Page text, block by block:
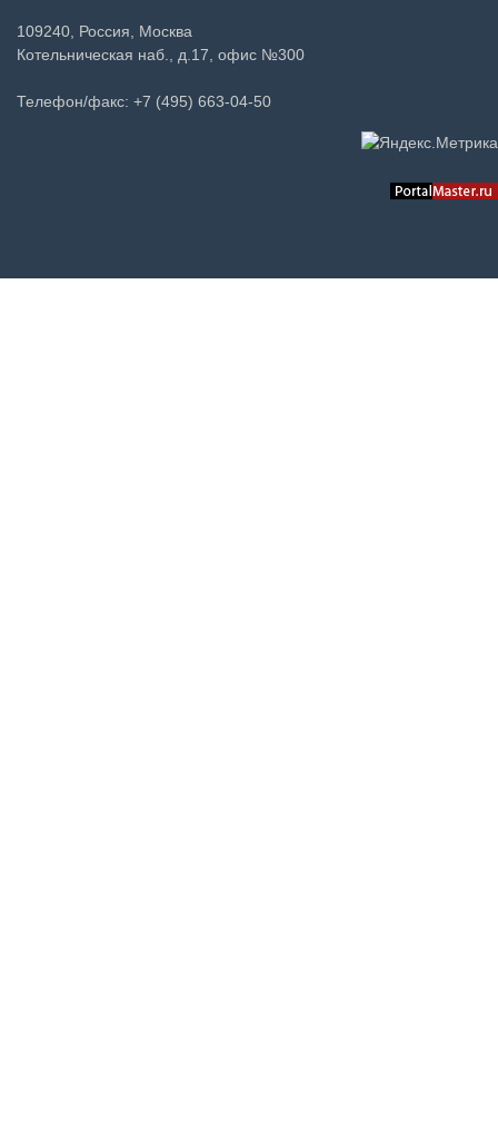
109240, Россия, Москва
Котельническая наб., д.17, офис №300
Телефон/факс: +7 (495) 663-04-50